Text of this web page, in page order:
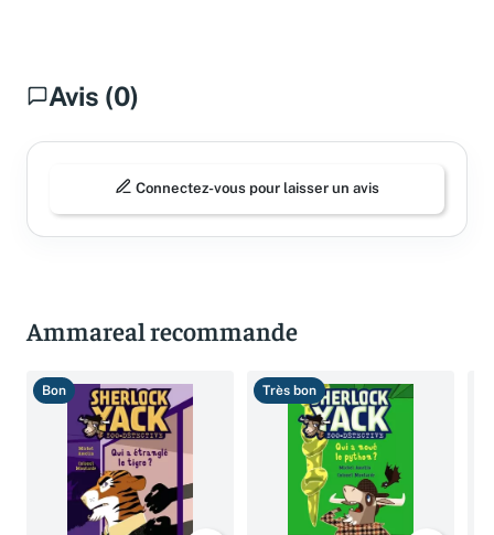
Avis (0)
Connectez-vous pour laisser un avis
Ammareal recommande
Bon Très bon